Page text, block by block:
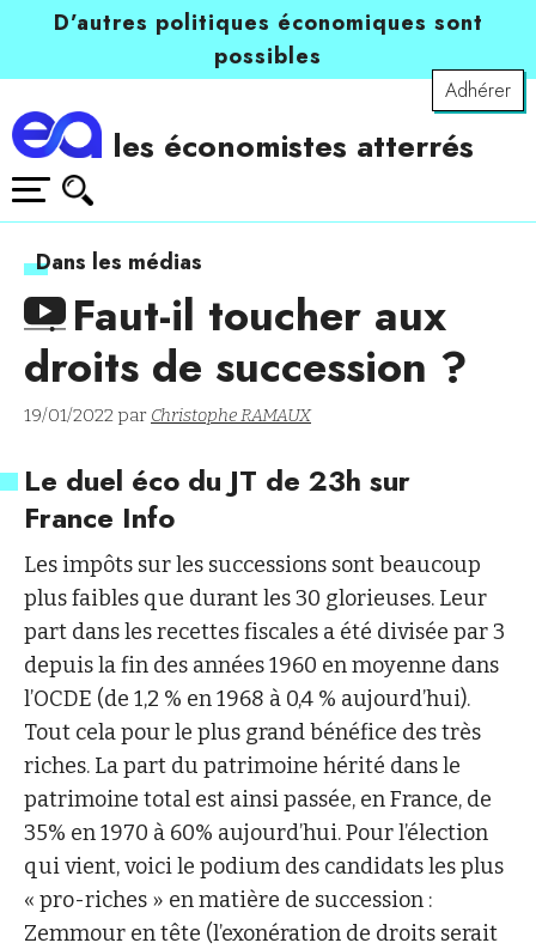
D’autres politiques économiques sont
possibles
Adhérer
les économistes atterrés
Dans les médias
Faut-il toucher aux
droits de succession ?
19/01/2022 par Christophe RAMAUX
Le duel éco du JT de 23h sur
France Info
Les impôts sur les successions sont beaucoup
plus faibles que durant les 30 glorieuses. Leur
part dans les recettes fiscales a été divisée par 3
depuis la fin des années 1960 en moyenne dans
l’OCDE (de 1,2 % en 1968 à 0,4 % aujourd’hui).
Tout cela pour le plus grand bénéfice des très
riches. La part du patrimoine hérité dans le
patrimoine total est ainsi passée, en France, de
35% en 1970 à 60% aujourd’hui. Pour l’élection
qui vient, voici le podium des candidats les plus
« pro-riches » en matière de succession :
Zemmour en tête (l’exonération de droits serait